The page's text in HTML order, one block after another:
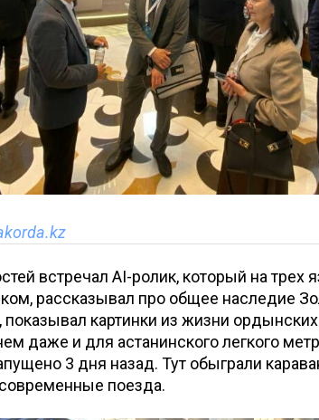
встречал AI-ролик, который на трех
рассказывал про общее наследие
картинки из жизни
даже и для астанинского легкого
3 дня назад. Тут обыграли
поезда.